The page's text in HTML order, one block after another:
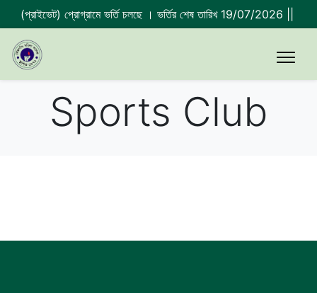
(প্রাইভেট) প্রোগ্রামে ভর্তি চলছে । ভর্তির শেষ তারিখ 19/07/2026 ||
Sports Club